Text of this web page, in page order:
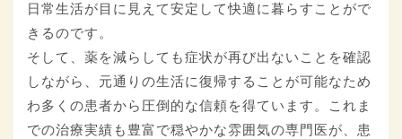
日常生活が目に見えて安定して快適に暮らすことがで
きるのです。
そして、薬を減らしても症状が再び出ないことを確認
しながら、元通りの生活に復帰することが可能なため
わ多くの患者から圧倒的な信頼を得ています。これま
での治療実績も豊富で穏やかな雰囲気の専門医が、患